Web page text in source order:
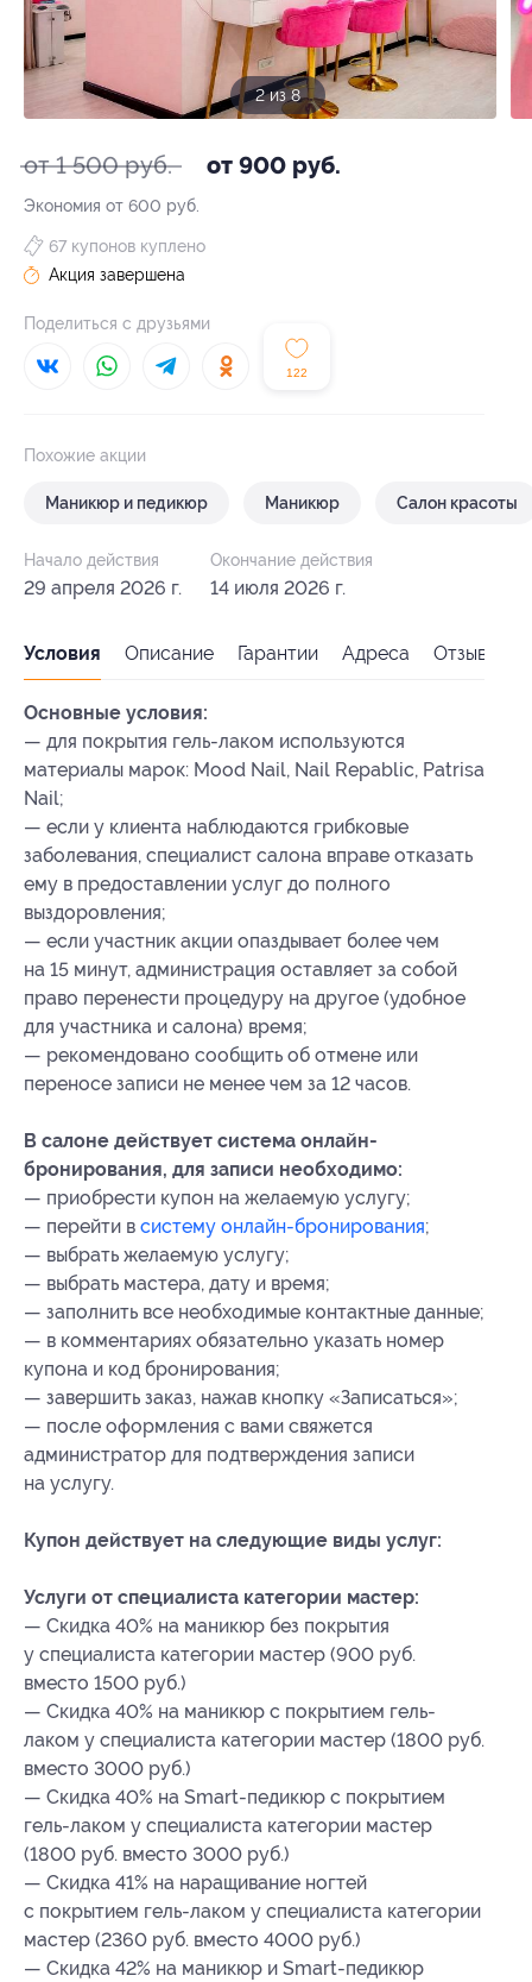
2 из 8
от 1 500 руб. от 900 руб.
Экономия от 600 руб.
122
67 купонов куплено
Акция завершена
Поделиться с друзьями
Похожие акции
Маникюр и педикюр Маникюр Салон красоты
Начало действия
29 апреля 2026 г.
Окончание действия
14 июля 2026 г.
Условия Описание Гарантии Адреса Отзывы
Основные условия:
— для покрытия гель-лаком используются
материалы марок: Mood Nail, Nail Repablic, Patrisa
Nail;
— если у клиента наблюдаются грибковые
заболевания, специалист салона вправе отказать
ему в предоставлении услуг до полного
выздоровления;
— если участник акции опаздывает более чем
на 15 минут, администрация оставляет за собой
право перенести процедуру на другое (удобное
для участника и салона) время;
— рекомендовано сообщить об отмене или
переносе записи не менее чем за 12 часов.
В салоне действует система онлайн-
бронирования, для записи необходимо:
— ⁠приобрести купон на желаемую услугу;
— перейти в систему онлайн-бронирования;
— выбрать желаемую услугу;
— выбрать мастера, дату и время;
— заполнить все необходимые контактные данные;
— в комментариях обязательно указать номер
купона и код бронирования;
— ⁠завершить заказ, нажав кнопку «Записаться»;
— после оформления с вами свяжется
администратор для подтверждения записи
на услугу.
Купон действует на следующие виды услуг:
Услуги от специалиста категории мастер:
— Скидка 40% на маникюр без покрытия
у специалиста категории мастер (900 руб.
вместо 1500 руб.)
— Скидка 40% на маникюр с покрытием гель-
лаком у специалиста категории мастер (1800 руб.
вместо 3000 руб.)
— Скидка 40% на Smart-педикюр с покрытием
гель-лаком у специалиста категории мастер
(1800 руб. вместо 3000 руб.)
— Скидка 41% на наращивание ногтей
с покрытием гель-лаком у специалиста категории
мастер (2360 руб. вместо 4000 руб.)
— Скидка 42% на маникюр и Smart-педикюр